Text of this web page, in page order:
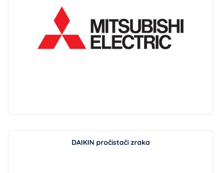
DAIKIN pročistači zraka